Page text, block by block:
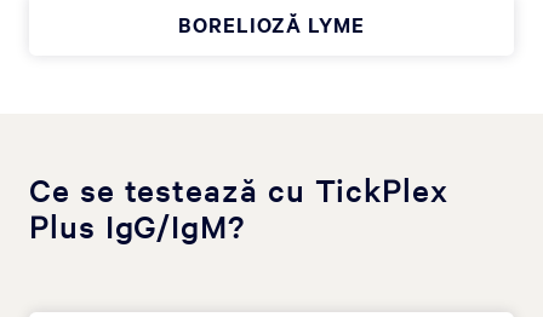
BORELIOZĂ LYME
Ce se testează cu TickPlex
Plus IgG/IgM?